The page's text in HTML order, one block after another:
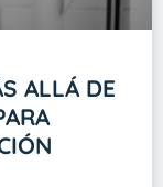
ALLÁ DE